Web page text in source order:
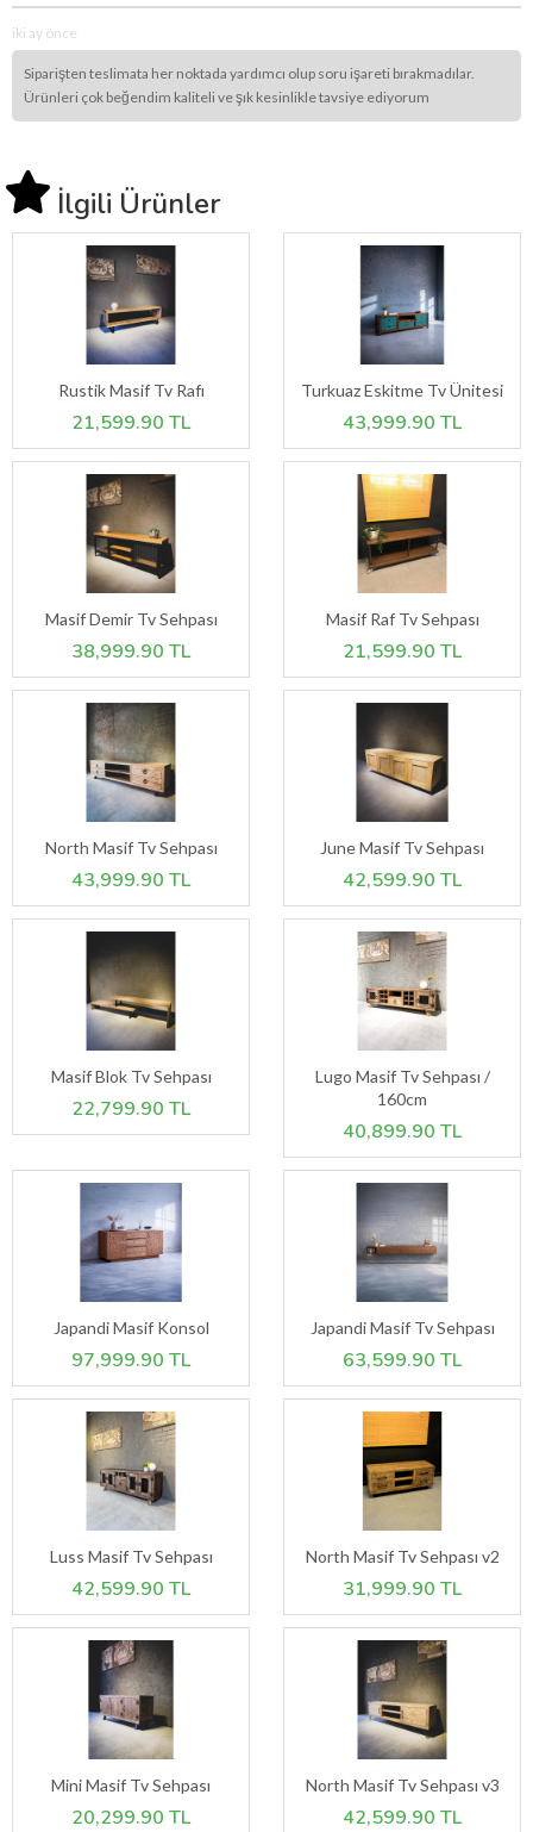
iki ay önce
Siparişten teslimata her noktada yardımcı olup soru işareti bırakmadılar.
Ürünleri çok beğendim kaliteli ve şık kesinlikle tavsiye ediyorum
İlgili Ürünler
Rustik Masif Tv Rafı
21,599.90 TL
Turkuaz Eskitme Tv Ünitesi
43,999.90 TL
Masif Demir Tv Sehpası
38,999.90 TL
Masif Raf Tv Sehpası
21,599.90 TL
North Masif Tv Sehpası
43,999.90 TL
June Masif Tv Sehpası
42,599.90 TL
Masif Blok Tv Sehpası
22,799.90 TL
Lugo Masif Tv Sehpası /
160cm
40,899.90 TL
Japandi Masif Konsol
97,999.90 TL
Japandi Masif Tv Sehpası
63,599.90 TL
Luss Masif Tv Sehpası
42,599.90 TL
North Masif Tv Sehpası v2
31,999.90 TL
Mini Masif Tv Sehpası
20,299.90 TL
North Masif Tv Sehpası v3
42,599.90 TL